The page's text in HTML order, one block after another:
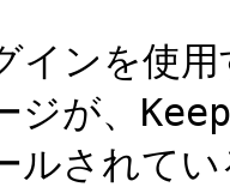
インを使
ジが、
ルされて